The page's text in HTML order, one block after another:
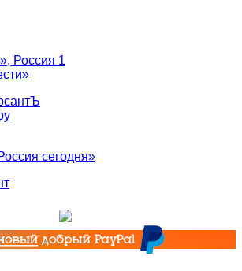
Россия 1
сегодня»